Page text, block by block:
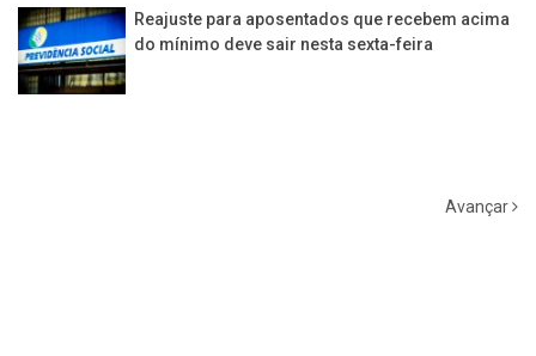
Reajuste para aposentados que recebem acima
do mínimo deve sair nesta sexta-feira
Avançar